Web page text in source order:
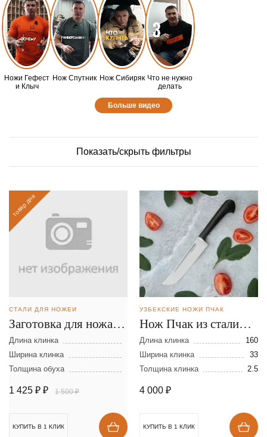
Ножи Гефест
и Клыч
Нож Спутник Нож Сибиряк Что не нужно
делать
Больше видео
Показать/скрыть фильтры
товар дня
СТАЛИ ДЛЯ НОЖЕЙ
Заготовка для ножа из
стали D-2 размеры:
300х40х2,5 мм
Длина клинка
Ширина клинка
Толщина обуха
1 425 ₽ ₽ 1 500 ₽
КУПИТЬ В 1 КЛИК
УЗБЕКСКИЕ НОЖИ ПЧАК
Нож Пчак из стали
95Х18
Длина клинка
160
Ширина клинка
33
Толщина клинка
2.5
4 000 ₽
КУПИТЬ В 1 КЛИК